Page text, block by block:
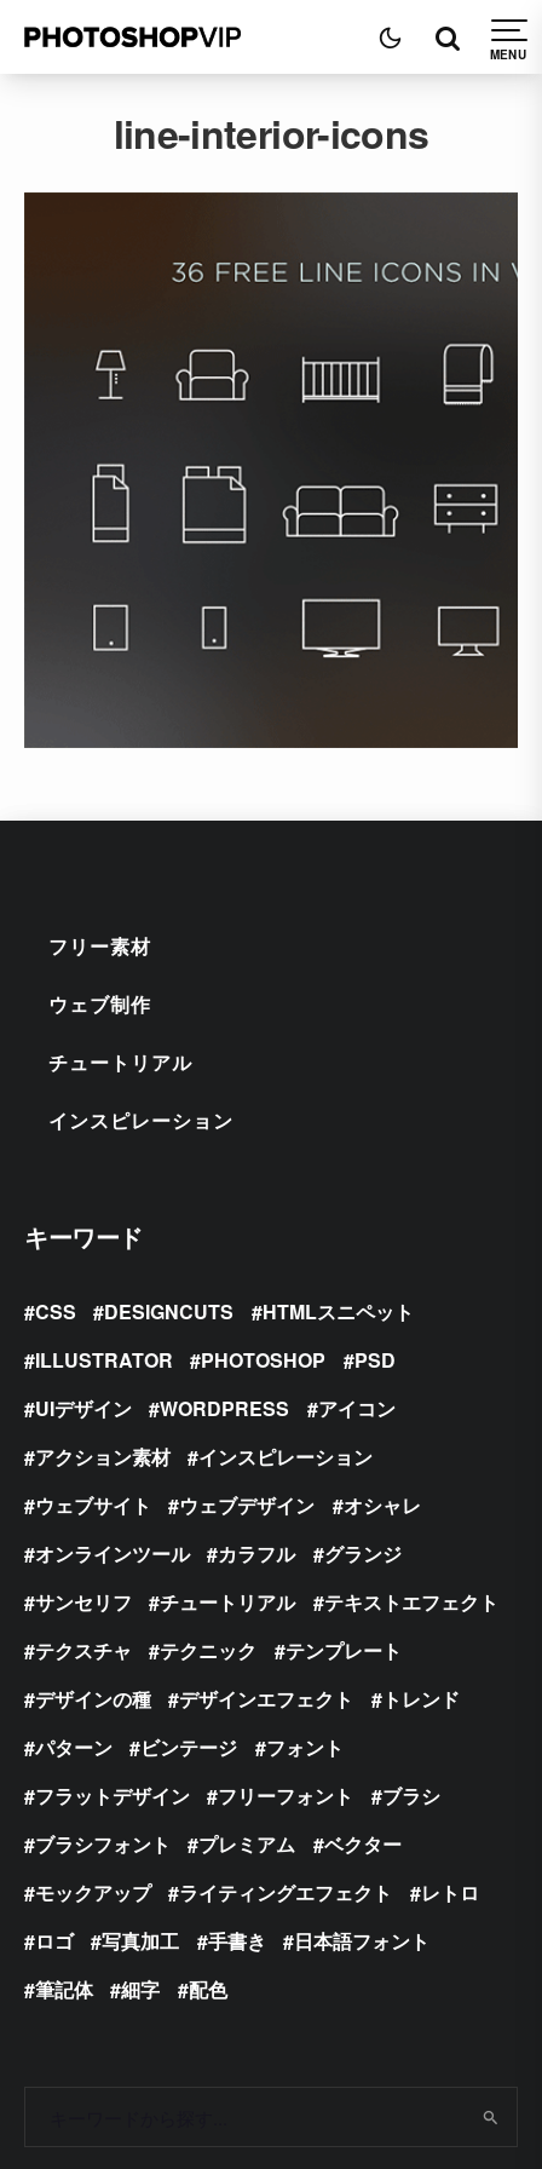
line-interior-icons
フリー素材
ウェブ制作
チュートリアル
インスピレーション
キーワード
CSS DESIGNCUTS
HTMLスニペット
ILLUSTRATOR
PHOTOSHOP
PSD
UIデザイン
WORDPRESS
アイコン
アクション素材
インスピレーション
ウェブサイト
ウェブデザイン
オシャレ
オンラインツール
カラフル
グランジ
サンセリフ
チュートリアル
テキストエフェクト
テクスチャ
テクニック
テンプレート
デザインの種
デザインエフェクト
トレンド
パターン
ビンテージ
フォント
フラットデザイン
フリーフォント
ブラシ
ブラシフォント
プレミアム
ベクター
モックアップ
ライティングエフェクト
レトロ
ロゴ
写真加工 手書き
日本語フォント
筆記体
細字 配色